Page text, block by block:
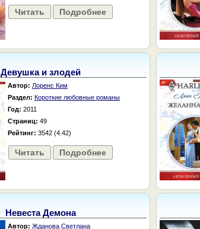
Читать Подробнее
Девушка и злодей
Автор: Лоренс Ким
Раздел: Короткие любовные романы
Год: 2011
Страниц: 49
Рейтинг: 3542 (4.42)
Читать Подробнее
Невеста Демона
Автор: Жданова Светлана